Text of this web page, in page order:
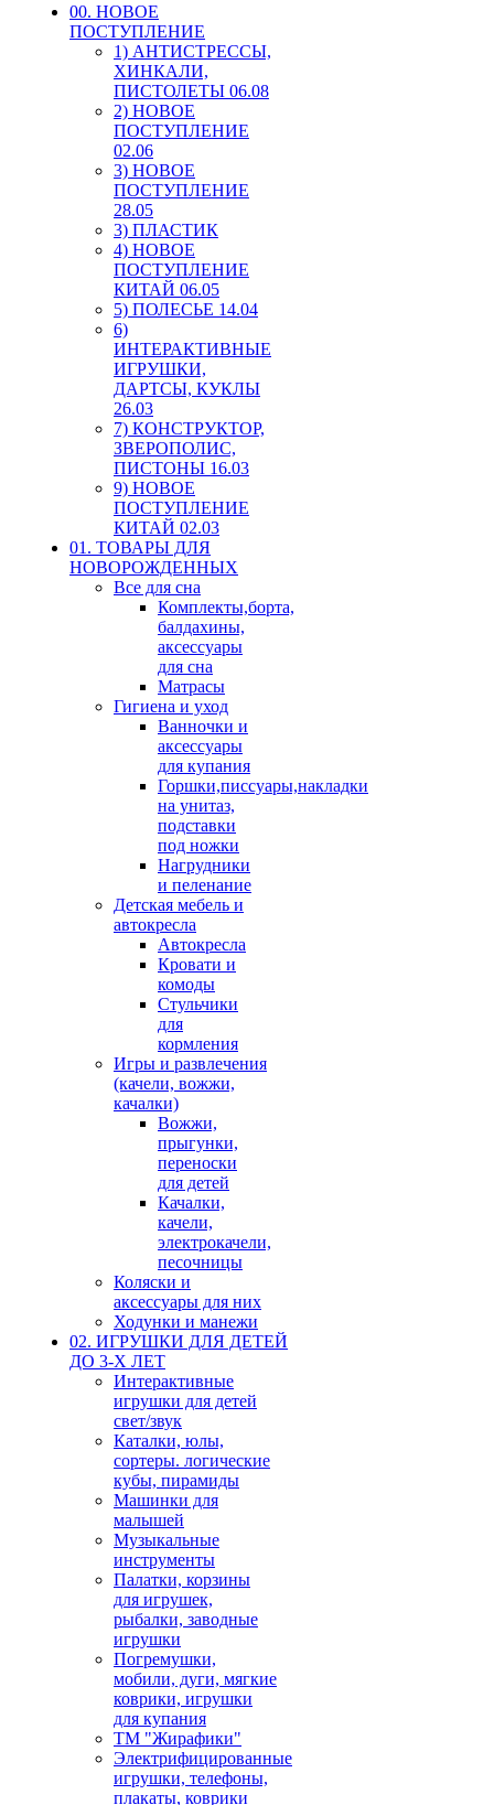
00. HОВОЕ
ПОСТУПЛЕНИЕ
1) АНТИСТРЕССЫ,
ХИНКАЛИ,
ПИСТОЛЕТЫ 06.08
2) НОВОЕ
ПОСТУПЛЕНИЕ
02.06
3) НОВОЕ
ПОСТУПЛЕНИЕ
28.05
3) ПЛАСТИК
4) НОВОЕ
ПОСТУПЛЕНИЕ
КИТАЙ 06.05
5) ПОЛЕСЬЕ 14.04
6)
ИНТЕРАКТИВНЫЕ
ИГРУШКИ,
ДАРТСЫ, КУКЛЫ
26.03
7) КОНСТРУКТОР,
ЗВЕРОПОЛИС,
ПИСТОНЫ 16.03
9) НОВОЕ
ПОСТУПЛЕНИЕ
КИТАЙ 02.03
01. ТОВАРЫ ДЛЯ
НОВОРОЖДЕННЫХ
Все для сна
Комплекты,борта,
балдахины,
аксессуары
для сна
Матрасы
Гигиена и уход
Ванночки и
аксессуары
для купания
Горшки,писсуары,накладки
на унитаз,
подставки
под ножки
Нагрудники
и пеленание
Детская мебель и
автокресла
Автокресла
Кровати и
комоды
Стульчики
для
кормления
Игры и развлечения
(качели, вожжи,
качалки)
Вожжи,
прыгунки,
переноски
для детей
Качалки,
качели,
электрокачели,
песочницы
Коляски и
аксессуары для них
Ходунки и манежи
02. ИГРУШКИ ДЛЯ ДЕТЕЙ
ДО 3-Х ЛЕТ
Интерактивные
игрушки для детей
свет/звук
Каталки, юлы,
сортеры. логические
кубы, пирамиды
Машинки для
малышей
Музыкальные
инструменты
Палатки, корзины
для игрушек,
рыбалки, заводные
игрушки
Погремушки,
мобили, дуги, мягкие
коврики, игрушки
для купания
ТМ "Жирафики"
Электрифицированные
игрушки, телефоны,
плакаты, коврики